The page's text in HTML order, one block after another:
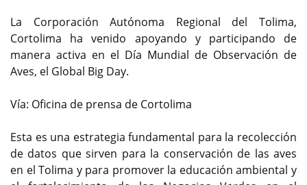
La Corporación Autónoma Regional del Tolima,
Cortolima ha venido apoyando y participando de
manera activa en el Día Mundial de Observación de
Aves, el Global Big Day.
Vía: Oficina de prensa de Cortolima
Esta es una estrategia fundamental para la recolección
de datos que sirven para la conservación de las aves
en el Tolima y para promover la educación ambiental y